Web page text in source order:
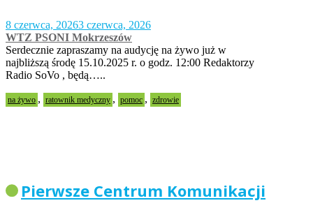
8 czerwca, 20263 czerwca, 2026
WTZ PSONI Mokrzeszów
Serdecznie zapraszamy na audycję na żywo już w
najbliższą środę 15.10.2025 r. o godz. 12:00 Redaktorzy
Radio SoVo , będą…..
na żywo , ratownik medyczny , pomoc , zdrowie
Pierwsze Centrum Komunikacji